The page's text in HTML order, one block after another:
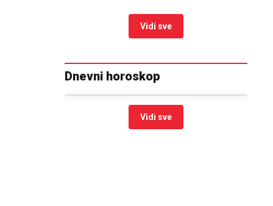
Vidi sve
Dnevni horoskop
Vidi sve